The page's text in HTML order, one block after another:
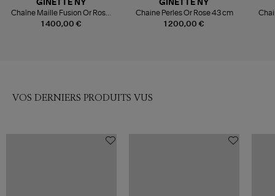
1 400,00 €
GINETTE NY
Chaîne Maille Fusion Or Rose,
70 cm
1 200,00 €
GINETTE NY
Chaine Perles Or Rose 43 cm
VOS DERNIERS PRODUITS VUS